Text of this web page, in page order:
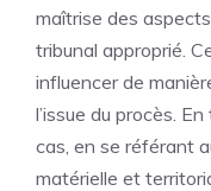
maîtrise des
tribunal approprié.
influencer de
l’issue du procès.
cas, en se référant
matérielle et